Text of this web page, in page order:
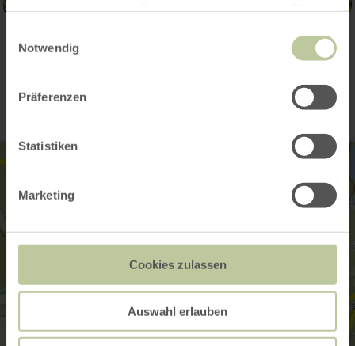
Notwendig
Präferenzen
Statistiken
Marketing
Cookies zulassen
Auswahl erlauben
Kontakt